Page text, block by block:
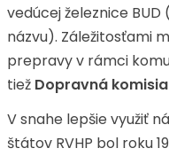
vedúcej železnice
názvu). Záležitosťami
prepravy v rámci
tiež Dopravná komisia
V snahe lepšie využiť
štátov RVHP bol roku